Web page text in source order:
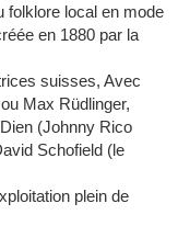
folklore local en mode
en 1880 par la
suisses, Avec
Max Rüdlinger,
(Johnny Rico
Schofield (le
plein de